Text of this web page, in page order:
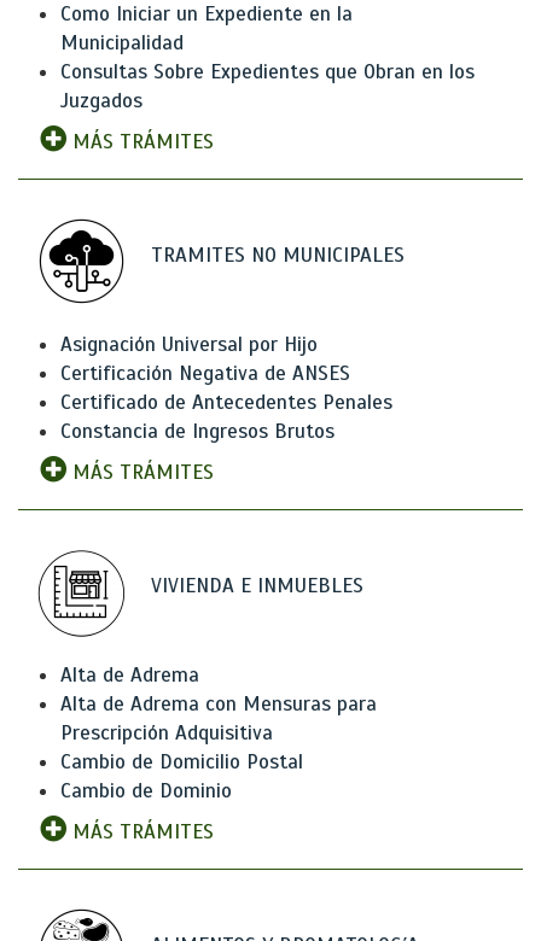
Como Iniciar un Expediente en la
Municipalidad
Consultas Sobre Expedientes que Obran en los
Juzgados
MÁS TRÁMITES
TRAMITES NO MUNICIPALES
Asignación Universal por Hijo
Certificación Negativa de ANSES
Certificado de Antecedentes Penales
Constancia de Ingresos Brutos
MÁS TRÁMITES
VIVIENDA E INMUEBLES
Alta de Adrema
Alta de Adrema con Mensuras para
Prescripción Adquisitiva
Cambio de Domicilio Postal
Cambio de Dominio
MÁS TRÁMITES